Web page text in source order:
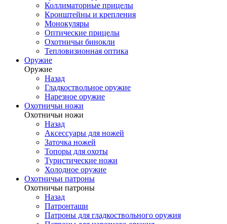
Коллиматорные прицелы
Кронштейны и крепления
Монокуляры
Оптические прицелы
Охотничьи бинокли
Тепловизионная оптика
Оружие
Оружие
Назад
Гладкоствольное оружие
Нарезное оружие
Охотничьи ножи
Охотничьи ножи
Назад
Аксессуары для ножей
Заточка ножей
Топоры для охоты
Туристические ножи
Холодное оружие
Охотничьи патроны
Охотничьи патроны
Назад
Патронташи
Патроны для гладкоствольного оружия